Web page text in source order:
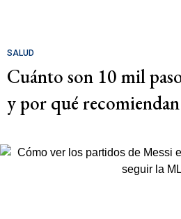
SALUD
Cuánto son 10 mil
y por qué